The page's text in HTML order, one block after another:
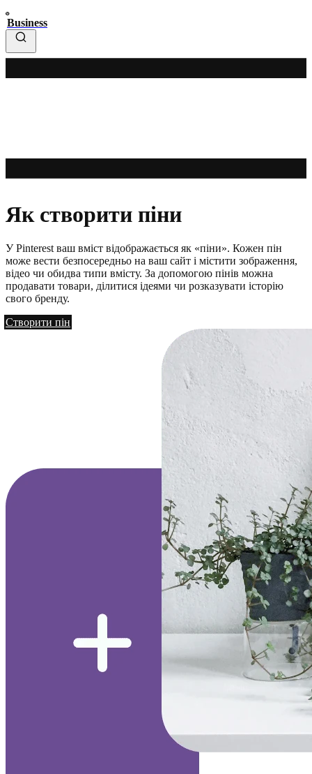
Business
Як створити піни
У Pinterest ваш вміст відображається як «піни». Кожен пін
може вести безпосередньо на ваш сайт і містити зображення,
відео чи обидва типи вмісту. За допомогою пінів можна
продавати товари, ділитися ідеями чи розказувати історію
свого бренду.
Створити пін